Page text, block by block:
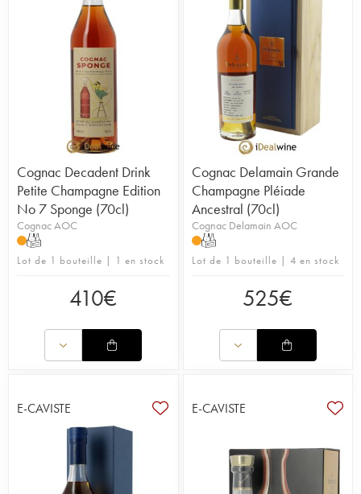
Cognac Decadent Drink
Petite Champagne Edition
No 7 Sponge (70cl)
Cognac AOC
T
Lot de 1 bouteille | 1 en stock
410€
Cognac Delamain Grande
Champagne Pléiade
Ancestral (70cl)
Cognac Delamain AOC
T
Lot de 1 bouteille | 4 en stock
525€
E-CAVISTE E-CAVISTE